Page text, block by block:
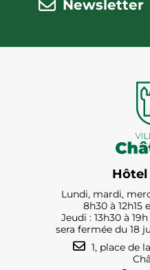
Newsletter
Hôtel
Lundi, mardi,
8h30 à 12h15
Jeudi : 13h30 à
sera fermée du 18
1, place de